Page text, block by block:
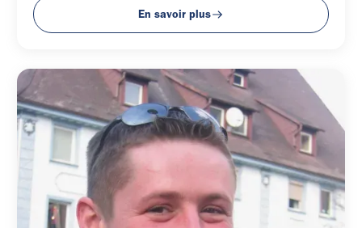
En savoir plus